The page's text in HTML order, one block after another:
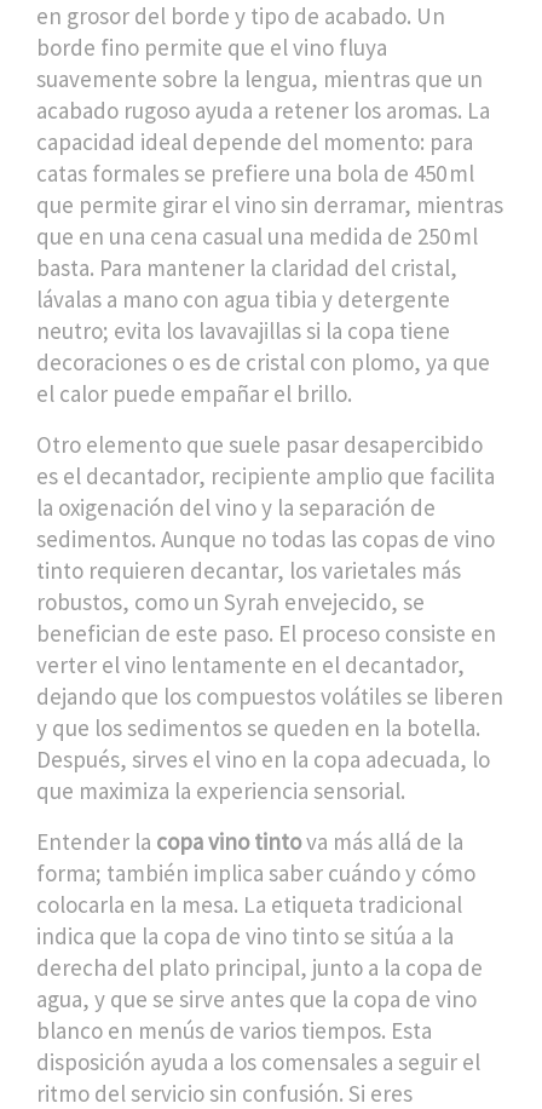
en grosor del borde y tipo de acabado. Un
borde fino permite que el vino fluya
suavemente sobre la lengua, mientras que un
acabado rugoso ayuda a retener los aromas. La
capacidad ideal depende del momento: para
catas formales se prefiere una bola de 450 ml
que permite girar el vino sin derramar, mientras
que en una cena casual una medida de 250 ml
basta. Para mantener la claridad del cristal,
lávalas a mano con agua tibia y detergente
neutro; evita los lavavajillas si la copa tiene
decoraciones o es de cristal con plomo, ya que
el calor puede empañar el brillo.
Otro elemento que suele pasar desapercibido
es el decantador, recipiente amplio que facilita
la oxigenación del vino y la separación de
sedimentos. Aunque no todas las copas de vino
tinto requieren decantar, los varietales más
robustos, como un Syrah envejecido, se
benefician de este paso. El proceso consiste en
verter el vino lentamente en el decantador,
dejando que los compuestos volátiles se liberen
y que los sedimentos se queden en la botella.
Después, sirves el vino en la copa adecuada, lo
que maximiza la experiencia sensorial.
Entender la copa vino tintova más allá de la
forma; también implica saber cuándo y cómo
colocarla en la mesa. La etiqueta tradicional
indica que la copa de vino tinto se sitúa a la
derecha del plato principal, junto a la copa de
agua, y que se sirve antes que la copa de vino
blanco en menús de varios tiempos. Esta
disposición ayuda a los comensales a seguir el
ritmo del servicio sin confusión. Si eres